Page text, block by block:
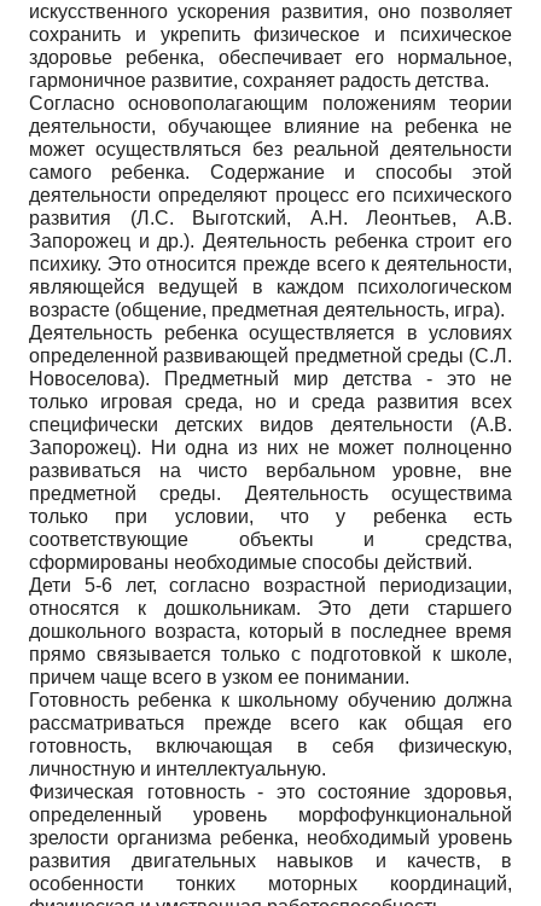
искусственного ускорения развития, оно позволяет
сохранить и укрепить физическое и психическое
здоровье ребенка, обеспечивает его нормальное,
гармоничное развитие, сохраняет радость детства.
Согласно основополагающим положениям теории
деятельности, обучающее влияние на ребенка не
может осуществляться без реальной деятельности
самого ребенка. Содержание и способы этой
деятельности определяют процесс его психического
развития (Л.С. Выготский, А.Н. Леонтьев, А.В.
Запорожец и др.). Деятельность ребенка строит его
психику. Это относится прежде всего к деятельности,
являющейся ведущей в каждом психологическом
возрасте (общение, предметная деятельность, игра).
Деятельность ребенка осуществляется в условиях
определенной развивающей предметной среды (С.Л.
Новоселова). Предметный мир детства - это не
только игровая среда, но и среда развития всех
специфически детских видов деятельности (А.В.
Запорожец). Ни одна из них не может полноценно
развиваться на чисто вербальном уровне, вне
предметной среды. Деятельность осуществима
только при условии, что у ребенка есть
соответствующие объекты и средства,
сформированы необходимые способы действий.
Дети 5-6 лет, согласно возрастной периодизации,
относятся к дошкольникам. Это дети старшего
дошкольного возраста, который в последнее время
прямо связывается только с подготовкой к школе,
причем чаще всего в узком ее понимании.
Готовность ребенка к школьному обучению должна
рассматриваться прежде всего как общая его
готовность, включающая в себя физическую,
личностную и интеллектуальную.
Физическая готовность - это состояние здоровья,
определенный уровень морфофункциональной
зрелости организма ребенка, необходимый уровень
развития двигательных навыков и качеств, в
особенности тонких моторных координаций,